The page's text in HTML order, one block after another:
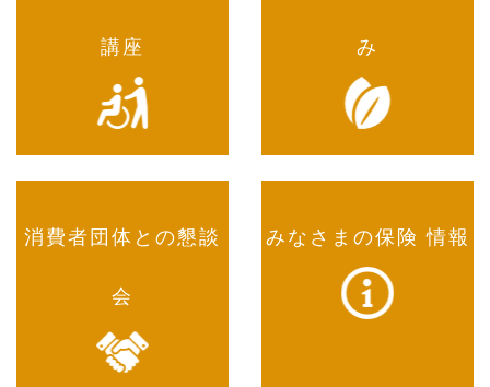
講座 み
消費者団体との懇談
会
みなさまの保険 情報